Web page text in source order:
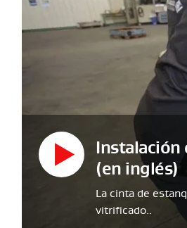
(en inglés)
La cinta de
vitrificado..